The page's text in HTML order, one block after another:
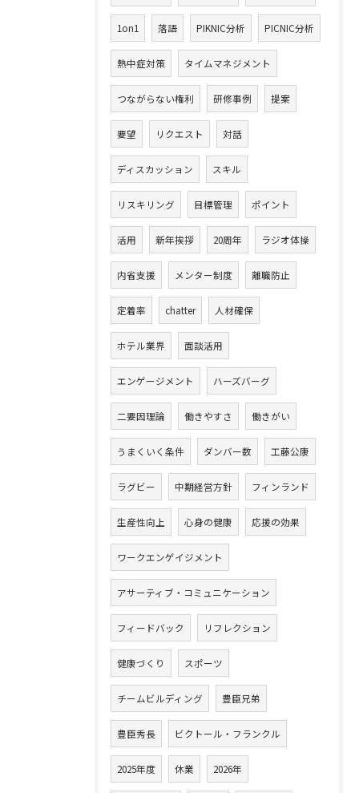
1on1 落語 PIKNIC分析 PICNIC分析
熱中症対策 タイムマネジメント
つながらない権利 研修事例 提案
要望 リクエスト 対話
ディスカッション スキル
リスキリング 目標管理 ポイント
活用 新年挨拶 20周年 ラジオ体操
内省支援 メンター制度 離職防止
定着率 chatter 人材確保
ホテル業界 面談活用
エンゲージメント ハーズバーグ
二要因理論 働きやすさ 働きがい
うまくいく条件 ダンバー数 工藤公康
ラグビー 中期経営方針 フィンランド
生産性向上 心身の健康 応援の効果
ワークエンゲイジメント
アサーティブ・コミュニケーション
フィードバック リフレクション
健康づくり スポーツ
チームビルディング 豊臣兄弟
豊臣秀長 ビクトール・フランクル
2025年度 休業 2026年